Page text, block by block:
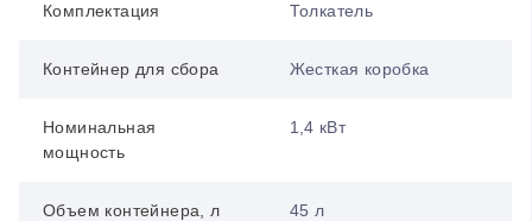
Комплектация Толкатель
Контейнер для сбора Жесткая коробка
Номинальная
мощность
1,4 кВт
Объем контейнера, л 45 л